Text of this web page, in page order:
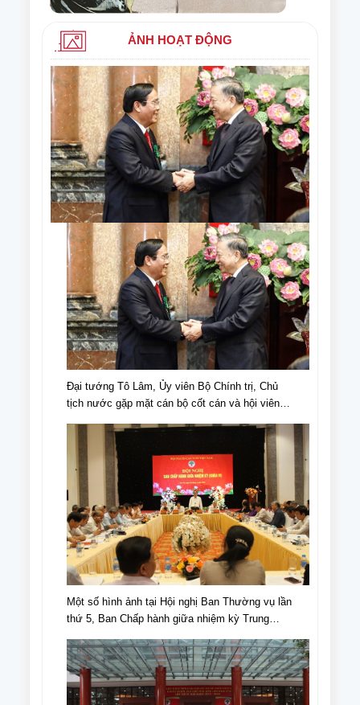
ẢNH HOẠT ĐỘNG
Đại tướng Tô Lâm, Ủy viên Bộ Chính trị, Chủ
tịch nước gặp mặt cán bộ cốt cán và hội viên
Ngày NCT Việt Nam (6/6/1941-6/6/2024).
Một số hình ảnh tại Hội nghị Ban Thường vụ lần
thứ 5, Ban Chấp hành giữa nhiệm kỳ Trung